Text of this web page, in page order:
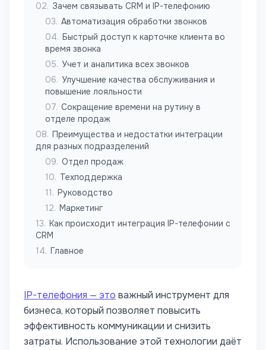
02. Зачем связывать CRM и IP-телефонию
03. Автоматизация обработки звонков
04. Быстрый доступ к карточке клиента во
время звонка
05. Учет и аналитика всех звонков
06. Улучшение качества обслуживания и
повышение лояльности
07. Сокращение времени на рутину в
отделе продаж
08. Преимущества и недостатки интеграции
для разных подразделений
09. Отдел продаж
10. Техподдержка
11. Руководство
12. Маркетинг
13. Как происходит интеграция IP-телефонии с
CRM
14. Главное
IP-телефония — это важный инструмент для
бизнеса, который позволяет повысить
эффективность коммуникации и снизить
затраты. Использование этой технологии даёт